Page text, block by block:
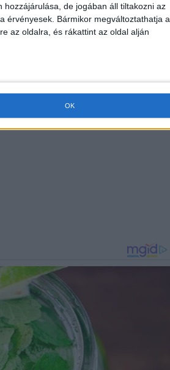
de jogában áll tiltakozni az
érvényesek. Bármikor megváltoztathatja a
az oldalra, és rákattint az oldal alján
OK